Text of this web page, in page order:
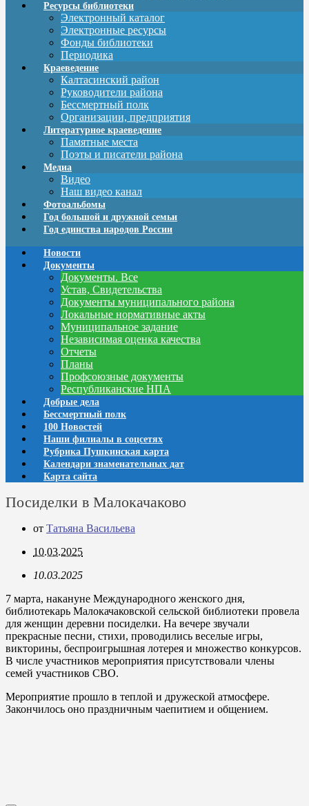
Ресурсы библиотеки
Электронный каталог
Электронные ресурсы
Фонды библиотеки
Периодика
Краеведение
Калтасинский район
Руководители района
Бессмертный полк
Организации, предприятия
Литературное краеведение
Памятные места
Поэты и писатели района
Медиа
Видео
Наш видео канал
Фотоальбомы
Год большой и дружной семьи
Год единства народов России
Новости
Документы
Документы. Все
Устав, Свидетельства
Документы муниципального района
Локальные нормативные акты
Муниципальное задание
Независимая оценка качества
Отчеты
Планы
Профсоюзные документы
Республиканские НПА
Добрые дела
Бессмертный полк
100 Новостей
Наши филиалы в соцсетях
Рубрика Пушкинская карта
Календари знаменательных дат
Карта сайта
Посиделки в Малокачаково
от Татьяна Васильева
10.03.2025
10.03.2025
7 марта, накануне Международного женского дня,
библиотекарь Малокачаковской сельской библиотеки провела
для женщин деревни посиделки. На вечере звучали
прекрасные песни, стихи, проводились веселые игры,
викторины, беспроигрышная лотерея и множество конкурсов.
В числе участников мероприятия присутствовали члены
семей участников СВО.
Мероприятие прошло в теплой и дружеской атмосфере.
Закончилось оно праздничным чаепитием и общением.